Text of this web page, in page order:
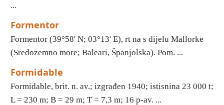
...
Formentor
Formentor (39°58' N; 03°13' E), rt na s dijelu Mallorke
(Sredozemno more; Baleari, Španjolska). Pom. ...
Formidable
Formidable, brit. n. av.; izgrađen 1940; istisnina 23 000 t;
L = 230 m; Β = 29 m; Τ = 7,3 m; 16 p-av. ...